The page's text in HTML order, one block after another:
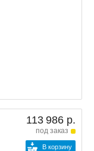
113 986 р.
под заказ
В корзину